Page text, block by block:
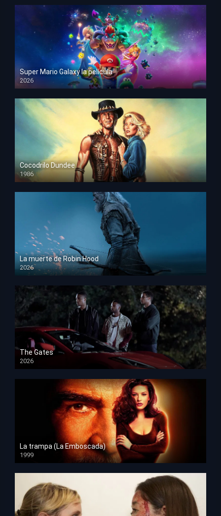
Super Mario Galaxy la película
2026
HD 1080p
Cocodrilo Dundee
1986
HD 1080p
La muerte de Robin Hood
2026
HD 1080p
The Gates
2026
HD 1080p
La trampa (La Emboscada)
1999
HD 1080p